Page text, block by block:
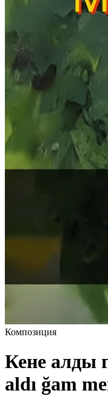
Композиция
Кене алды
aldı ğam